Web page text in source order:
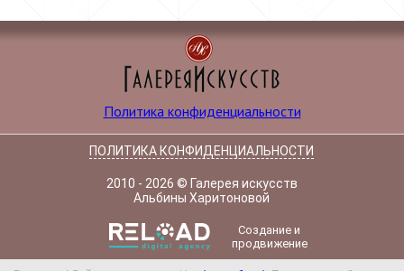
Политика конфиденциальности
ПОЛИТИКА КОНФИДЕНЦИАЛЬНОСТИ
2010 - 2026 © Галерея искусств
Альбины Харитоновой
Создание и
продвижение